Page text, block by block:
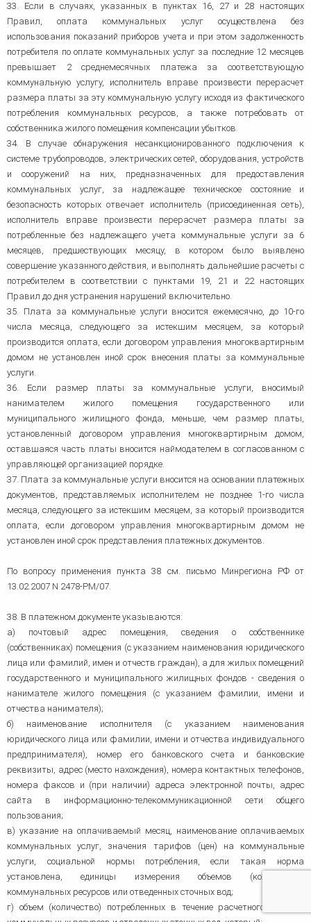
33. Если в случаях, указанных в пунктах 16, 27 и 28 настоящих
Правил, оплата коммунальных услуг осуществлена без
использования показаний приборов учета и при этом задолженность
потребителя по оплате коммунальных услуг за последние 12 месяцев
превышает 2 среднемесячных платежа за соответствующую
коммунальную услугу, исполнитель вправе произвести перерасчет
размера платы за эту коммунальную услугу исходя из фактического
потребления коммунальных ресурсов, а также потребовать от
собственника жилого помещения компенсации убытков.
34. В случае обнаружения несанкционированного подключения к
системе трубопроводов, электрических сетей, оборудования, устройств
и сооружений на них, предназначенных для предоставления
коммунальных услуг, за надлежащее техническое состояние и
безопасность которых отвечает исполнитель (присоединенная сеть),
исполнитель вправе произвести перерасчет размера платы за
потребленные без надлежащего учета коммунальные услуги за 6
месяцев, предшествующих месяцу, в котором было выявлено
совершение указанного действия, и выполнять дальнейшие расчеты с
потребителем в соответствии с пунктами 19, 21 и 22 настоящих
Правил до дня устранения нарушений включительно.
35. Плата за коммунальные услуги вносится ежемесячно, до 10-го
числа месяца, следующего за истекшим месяцем, за который
производится оплата, если договором управления многоквартирным
домом не установлен иной срок внесения платы за коммунальные
услуги.
36. Если размер платы за коммунальные услуги, вносимый
нанимателем жилого помещения государственного или
муниципального жилищного фонда, меньше, чем размер платы,
установленный договором управления многоквартирным домом,
оставшаяся часть платы вносится наймодателем в согласованном с
управляющей организацией порядке.
37. Плата за коммунальные услуги вносится на основании платежных
документов, представляемых исполнителем не позднее 1-го числа
месяца, следующего за истекшим месяцем, за который производится
оплата, если договором управления многоквартирным домом не
установлен иной срок представления платежных документов.
По вопросу применения пункта 38 см. письмо Минрегиона РФ от
13.02.2007 N 2478-РМ/07.
38. В платежном документе указываются:
а) почтовый адрес помещения, сведения о собственнике
(собственниках) помещения (с указанием наименования юридического
лица или фамилий, имен и отчеств граждан), а для жилых помещений
государственного и муниципального жилищных фондов - сведения о
нанимателе жилого помещения (с указанием фамилии, имени и
отчества нанимателя);
б) наименование исполнителя (с указанием наименования
юридического лица или фамилии, имени и отчества индивидуального
предпринимателя), номер его банковского счета и банковские
реквизиты, адрес (место нахождения), номера контактных телефонов,
номера факсов и (при наличии) адреса электронной почты, адрес
сайта в информационно-телекоммуникационной сети общего
пользования;
в) указание на оплачиваемый месяц, наименование оплачиваемых
коммунальных услуг, значения тарифов (цен) на коммунальные
услуги, социальной нормы потребления, если такая норма
установлена, единицы измерения объемов (количества)
коммунальных ресурсов или отведенных сточных вод;
г) объем (количество) потребленных в течение расчетного периода